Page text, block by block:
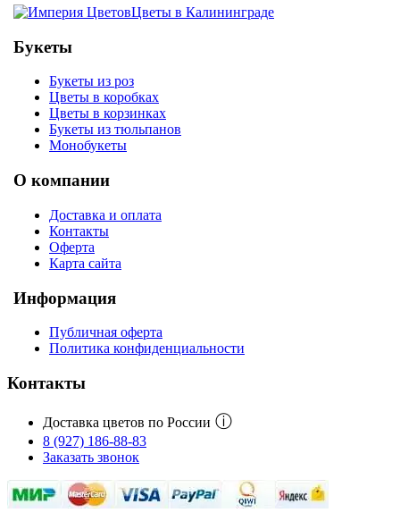
Цветы в Калининграде
Букеты
Букеты из роз
Цветы в коробках
Цветы в корзинках
Букеты из тюльпанов
Монобукеты
О компании
Доставка и оплата
Контакты
Оферта
Карта сайта
Информация
Публичная оферта
Политика конфиденциальности
Контакты
Доставка цветов по России ⓘ
8 (927) 186-88-83
Заказать звонок